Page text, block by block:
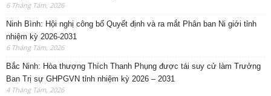
6 Tháng Tám, 2026
Ninh Bình: Hội nghị công bố Quyết định và ra mắt Phân ban Ni giới tỉnh
nhiệm kỳ 2026-2031
6 Tháng Tám, 2026
Bắc Ninh: Hòa thượng Thích Thanh Phụng được tái suy cử làm Trưởng
Ban Trị sự GHPGVN tỉnh nhiệm kỳ 2026 – 2031
4 Tháng Tám, 2026